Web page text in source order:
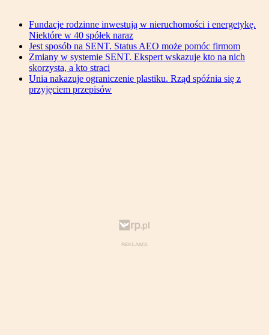
Fundacje rodzinne inwestują w nieruchomości i energetykę.
Niektóre w 40 spółek naraz
Jest sposób na SENT. Status AEO może pomóc firmom
Zmiany w systemie SENT. Ekspert wskazuje kto na nich
skorzysta, a kto straci
Unia nakazuje ograniczenie plastiku. Rząd spóźnia się z
przyjęciem przepisów